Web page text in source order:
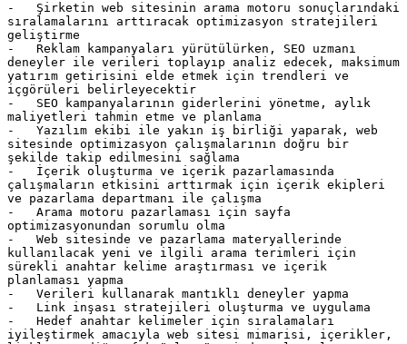
-   Şirketin web sitesinin arama motoru sonuçlarındaki
sıralamalarını arttıracak optimizasyon stratejileri
geliştirme
-   Reklam kampanyaları yürütülürken, SEO uzmanı
deneyler ile verileri toplayıp analiz edecek, maksimum
yatırım getirisini elde etmek için trendleri ve
içgörüleri belirleyecektir
-   SEO kampanyalarının giderlerini yönetme, aylık
maliyetleri tahmin etme ve planlama
-   Yazılım ekibi ile yakın iş birliği yaparak, web
sitesinde optimizasyon çalışmalarının doğru bir
şekilde takip edilmesini sağlama
-   İçerik oluşturma ve içerik pazarlamasında
çalışmaların etkisini arttırmak için içerik ekipleri
ve pazarlama departmanı ile çalışma
-   Arama motoru pazarlaması için sayfa
optimizasyonundan sorumlu olma
-   Web sitesinde ve pazarlama materyallerinde
kullanılacak yeni ve ilgili arama terimleri için
sürekli anahtar kelime araştırması ve içerik
planlaması yapma
-   Verileri kullanarak mantıklı deneyler yapma
-   Link inşası stratejileri oluşturma ve uygulama
-   Hedef anahtar kelimeler için sıralamaları
iyileştirmek amacıyla web sitesi mimarisi, içerikler,